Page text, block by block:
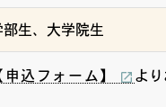
生、大学院生
申込フォーム】 より